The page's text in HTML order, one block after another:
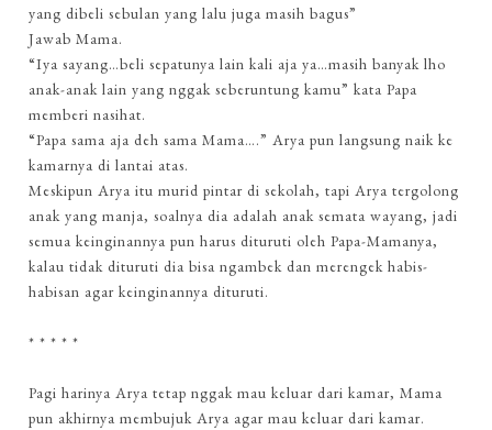
yang dibeli sebulan yang lalu juga masih bagus”
Jawab Mama.
“Iya sayang…beli sepatunya lain kali aja ya…masih banyak lho
anak-anak lain yang nggak seberuntung kamu” kata Papa
memberi nasihat.
“Papa sama aja deh sama Mama….” Arya pun langsung naik ke
kamarnya di lantai atas.
Meskipun Arya itu murid pintar di sekolah, tapi Arya tergolong
anak yang manja, soalnya dia adalah anak semata wayang, jadi
semua keinginannya pun harus dituruti oleh Papa-Mamanya,
kalau tidak dituruti dia bisa ngambek dan merengek habis-
habisan agar keinginannya dituruti.
* * * * *
Pagi harinya Arya tetap nggak mau keluar dari kamar, Mama
pun akhirnya membujuk Arya agar mau keluar dari kamar.